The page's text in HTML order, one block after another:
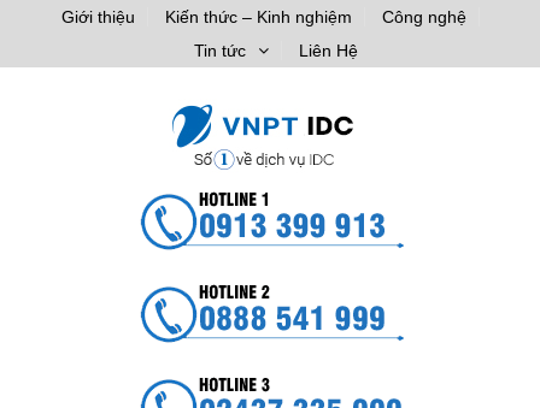
Giới thiệu Kiến thức – Kinh nghiệm
Công nghệ
Tin tức
Liên Hệ